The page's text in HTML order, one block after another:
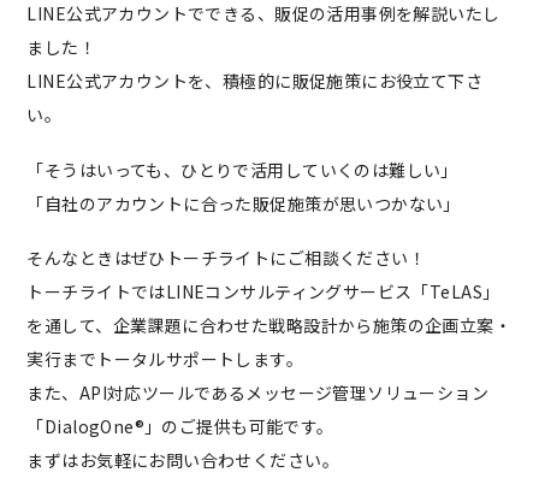
LINE公式アカウントでできる、販促の活用事例を解説いたし
ました！
LINE公式アカウントを、積極的に販促施策にお役立て下さ
い。
「そうはいっても、ひとりで活用していくのは難しい」
「自社のアカウントに合った販促施策が思いつかない」
そんなときはぜひトーチライトにご相談ください！
トーチライトではLINEコンサルティングサービス「TeLAS」
を通して、企業課題に合わせた戦略設計から施策の企画立案・
実行までトータルサポートします。
また、API対応ツールであるメッセージ管理ソリューション
「DialogOne®︎」のご提供も可能です。
まずはお気軽にお問い合わせください。